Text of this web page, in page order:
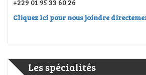
+229 01 95 33 60 26
Cliquez Ici pour nous joindre
Les spécialités